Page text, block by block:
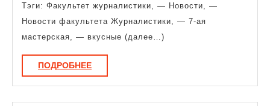
Тэги: Факультет журналистики, — Новости, —
Новости факультета Журналистики, — 7-ая
мастерская, — вкусные (далее…)
ПОДРОБНЕЕПОДРОБНЕЕ